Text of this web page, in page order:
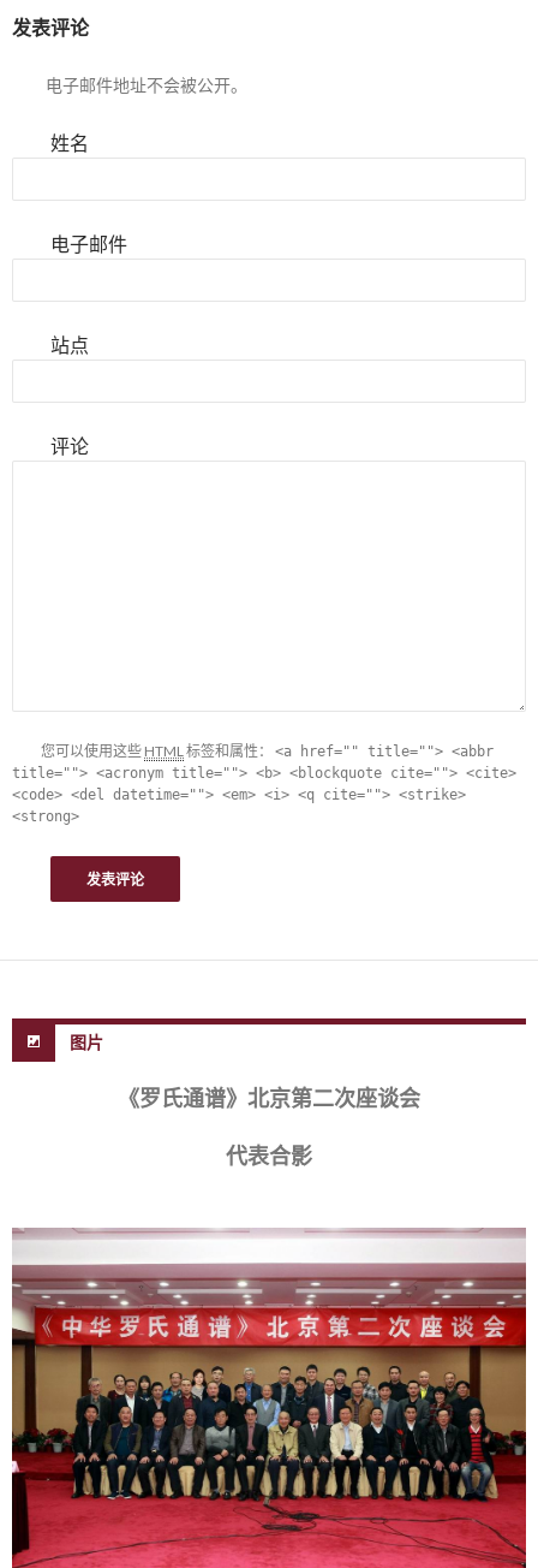
发表评论
电子邮件地址不会被公开。
姓名
电子邮件
站点
评论
您可以使用这些 HTML标签和属性： <a href="" title=""> <abbr
title=""> <acronym title=""> <b> <blockquote cite=""> <cite>
<code> <del datetime=""> <em> <i> <q cite=""> <strike>
<strong>
图片
《罗氏通谱》北京第二次座谈会
代表合影